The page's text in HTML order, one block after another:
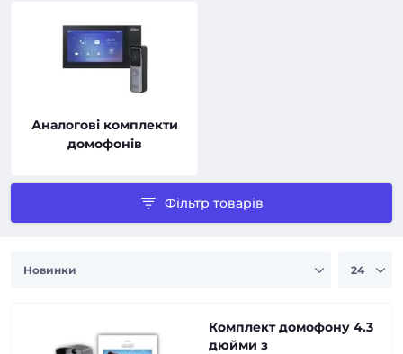
Аналогові комплекти
домофонів
Фільтр товарів
Комплект домофону 4.3
дюйми з